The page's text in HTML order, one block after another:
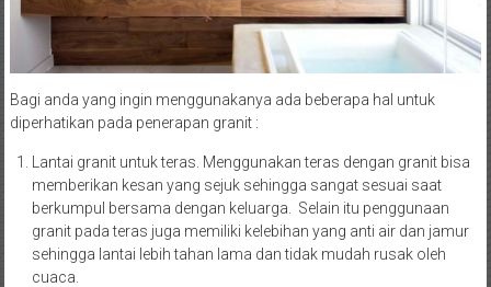
Bagi anda yang ingin menggunakanya ada beberapa hal untuk
diperhatikan pada penerapan granit :
Lantai granit untuk teras. Menggunakan teras dengan granit bisa
memberikan kesan yang sejuk sehingga sangat sesuai saat
berkumpul bersama dengan keluarga. Selain itu penggunaan
granit pada teras juga memiliki kelebihan yang anti air dan jamur
sehingga lantai lebih tahan lama dan tidak mudah rusak oleh
cuaca.